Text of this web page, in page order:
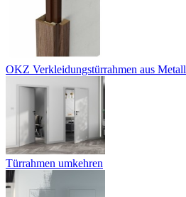
OKZ Verkleidungstürrahmen aus Metall
Türrahmen umkehren